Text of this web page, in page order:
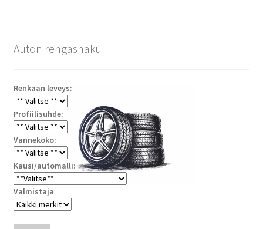
Auton rengashaku
Renkaan leveys:
Profiilisuhde:
Vannekoko:
Kausi/automalli:
Valmistaja